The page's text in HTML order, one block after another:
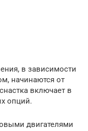
в зависимости
начинаются от
включает в
опций.
двигателями